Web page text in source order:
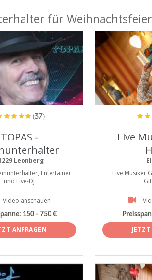
für
(37)
TOPAS -
Leonberg
Entertainer
und Live-DJ
Video anschauen
150 - 750 €
ANFRAGEN
ProArtist
Live
Live Musiker